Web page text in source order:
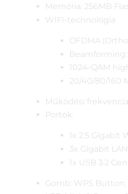
Memória: 256MB
WIFI-technológia
OFDMA
1024-QAM
20/40/80/160
Működési frekvencia:
Portok:
1x 2.5 Gigabit
3x Gigabit LAN
1x USB 3.2
Gomb: WPS